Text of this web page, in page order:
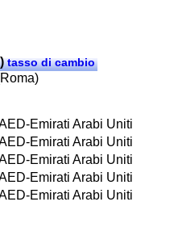
tasso di cambio
Emirati Arabi Uniti
Emirati Arabi Uniti
Emirati Arabi Uniti
Emirati Arabi Uniti
Emirati Arabi Uniti